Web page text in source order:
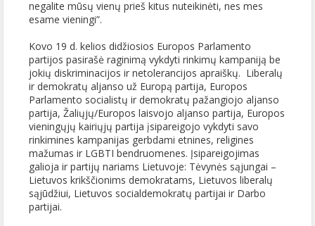
negalite mūsų vienų prieš kitus nuteikinėti, nes mes
esame vieningi”.
Kovo 19 d. kelios didžiosios Europos Parlamento
partijos pasirašė raginimą vykdyti rinkimų kampaniją be
jokių diskriminacijos ir netolerancijos apraiškų. Liberalų
ir demokratų aljanso už Europą partija, Europos
Parlamento socialistų ir demokratų pažangiojo aljanso
partija, Žaliųjų/Europos laisvojo aljanso partija, Europos
vieningųjų kairiųjų partija įsipareigojo vykdyti savo
rinkimines kampanijas gerbdami etnines, religines
mažumas ir LGBTI bendruomenes. Įsipareigojimas
galioja ir partijų nariams Lietuvoje: Tėvynės sąjungai –
Lietuvos krikščionims demokratams, Lietuvos liberalų
sąjūdžiui, Lietuvos socialdemokratų partijai ir Darbo
partijai.